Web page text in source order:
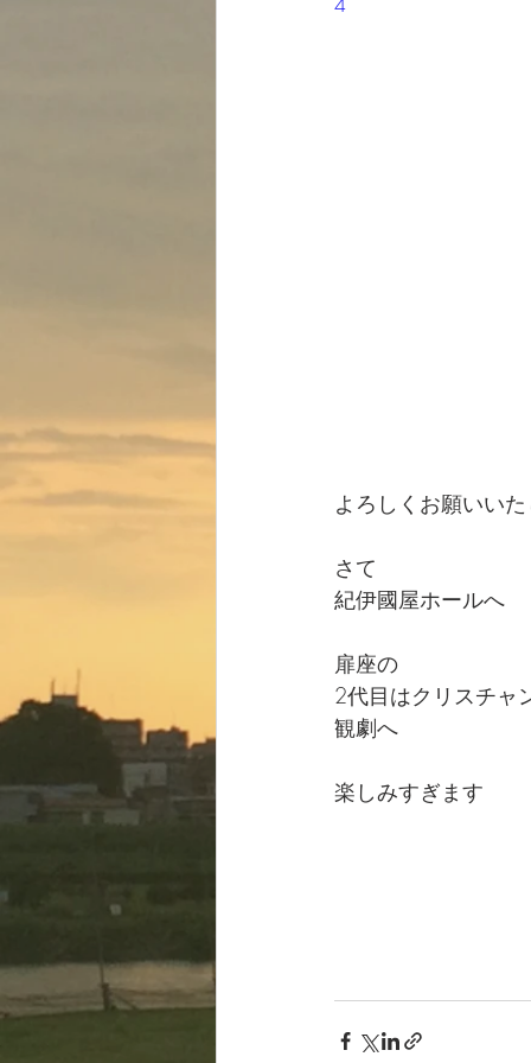
よろしくお願いい
さて
紀伊國屋ホールへ
扉座の
2代目はクリスチャ
観劇へ
楽しみすぎます